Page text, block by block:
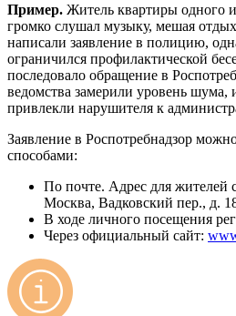
Пример. Житель квартиры одного
громко слушал музыку, мешая
написали заявление в полицию,
ограничился профилактической
последовало обращение в
ведомства замерили уровень шума,
привлекли нарушителя к
Заявление в Роспотребнадзор
способами:
По почте. Адрес для жителей
Москва, Вадковский пер., д.
В ходе личного посещения
Через официальный сайт: